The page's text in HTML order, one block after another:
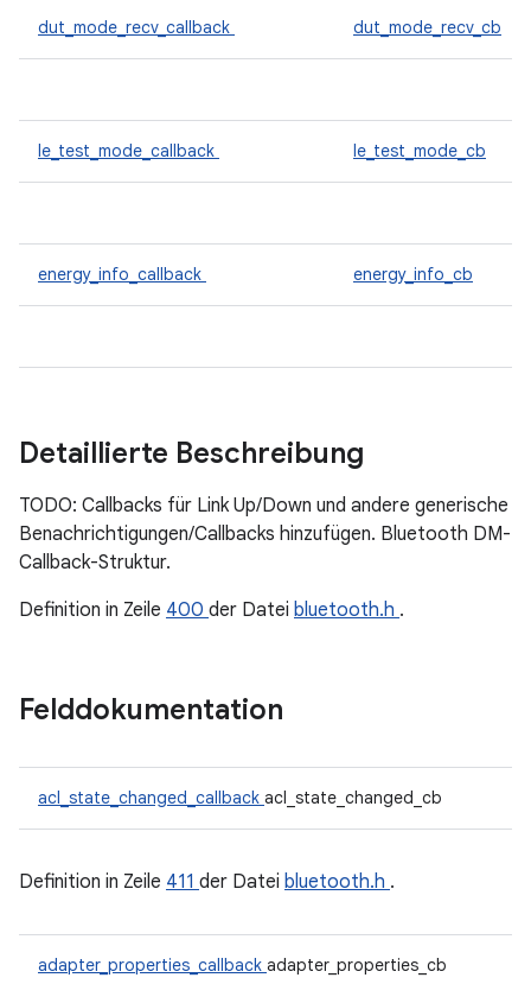
dut_mode_recv_callback dut_mode_recv_cb
le_test_mode_callback le_test_mode_cb
energy_info_callback energy_info_cb
Detaillierte Beschreibung
TODO: Callbacks für Link Up/Down und andere generische
Benachrichtigungen/Callbacks hinzufügen. Bluetooth DM-
Callback-Struktur.
Definition in Zeile 400 der Datei bluetooth.h .
Felddokumentation
acl_state_changed_callback acl_state_changed_cb
Definition in Zeile 411 der Datei bluetooth.h .
adapter_properties_callback adapter_properties_cb